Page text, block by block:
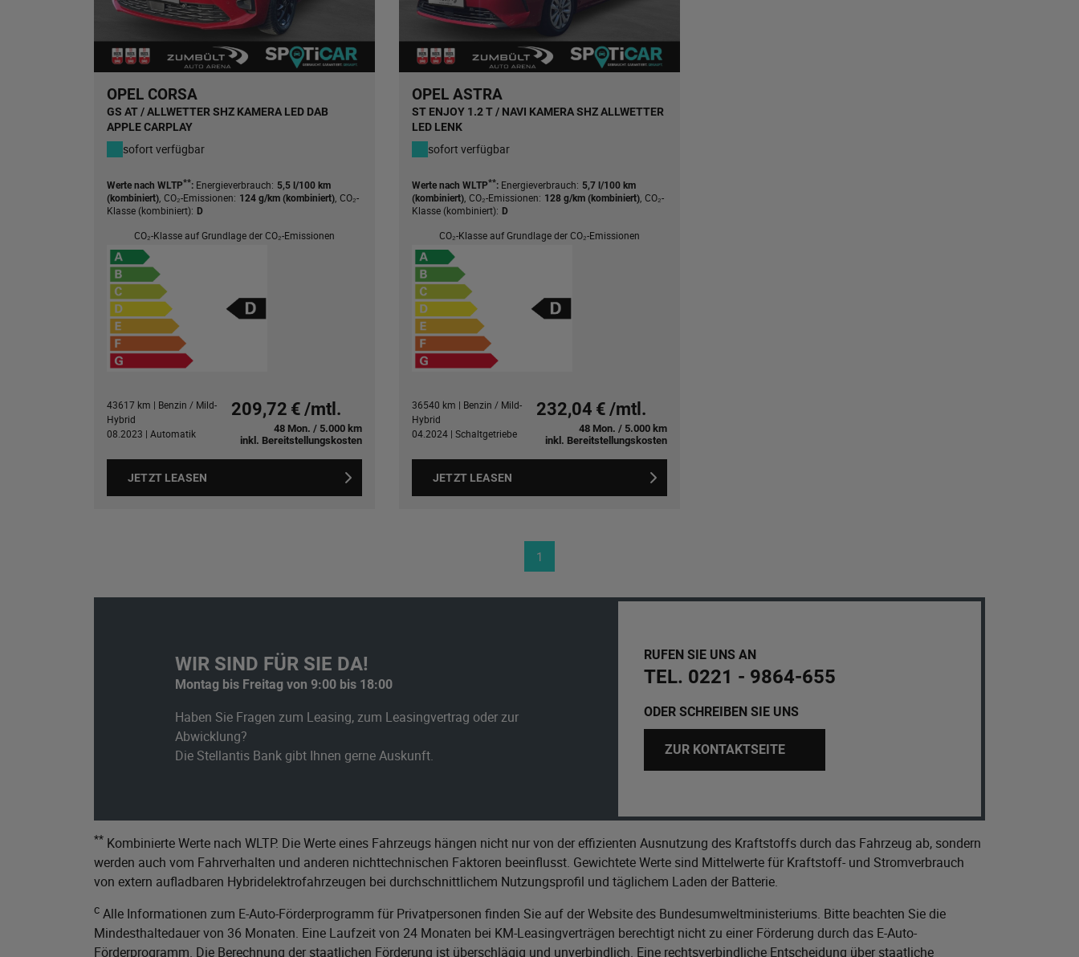
OPEL CORSA
GS AT / ALLWETTER SHZ KAMERA LED DAB
APPLE CARPLAY
sofort verfügbar
Werte nach WLTP**: Energieverbrauch: 5,5 l/100 km
(kombiniert) CO₂-Emissionen: 124 g/km (kombiniert) CO₂-
Klasse (kombiniert): D
CO₂-Klasse auf Grundlage der CO₂-Emissionen
43617 km | Benzin / Mild-
Hybrid
08.2023 | Automatik
209,72 € /mtl.
48 Mon. / 5.000 km
inkl. Bereitstellungskosten
JETZT LEASEN
OPEL ASTRA
ST ENJOY 1.2 T / NAVI KAMERA SHZ ALLWETTER
LED LENK
sofort verfügbar
Werte nach WLTP**: Energieverbrauch: 5,7 l/100 km
(kombiniert) CO₂-Emissionen: 128 g/km (kombiniert) CO₂-
Klasse (kombiniert): D
CO₂-Klasse auf Grundlage der CO₂-Emissionen
36540 km | Benzin / Mild-
Hybrid
04.2024 | Schaltgetriebe
232,04 € /mtl.
48 Mon. / 5.000 km
inkl. Bereitstellungskosten
JETZT LEASEN
1
WIR SIND FÜR SIE DA!
Montag bis Freitag von 9:00 bis 18:00
Haben Sie Fragen zum Leasing, zum Leasingvertrag oder zur
Abwicklung?
Die Stellantis Bank gibt Ihnen gerne Auskunft.
RUFEN SIE UNS AN
TEL. 0221 - 9864-655
ODER SCHREIBEN SIE UNS
ZUR KONTAKTSEITE
** Kombinierte Werte nach WLTP. Die Werte eines Fahrzeugs hängen nicht nur von der effizienten Ausnutzung des Kraftstoffs durch das Fahrzeug ab, sondern
werden auch vom Fahrverhalten und anderen nichttechnischen Faktoren beeinflusst. Gewichtete Werte sind Mittelwerte für Kraftstoff- und Stromverbrauch
von extern aufladbaren Hybridelektrofahrzeugen bei durchschnittlichem Nutzungsprofil und täglichem Laden der Batterie.
c Alle Informationen zum E-Auto-Förderprogramm für Privatpersonen finden Sie auf der Website des Bundesumweltministeriums. Bitte beachten Sie die
Mindesthaltedauer von 36 Monaten. Eine Laufzeit von 24 Monaten bei KM-Leasingverträgen berechtigt nicht zu einer Förderung durch das E-Auto-
Förderprogramm. Die Berechnung der staatlichen Förderung ist überschlägig und unverbindlich. Eine rechtsverbindliche Entscheidung über staatliche